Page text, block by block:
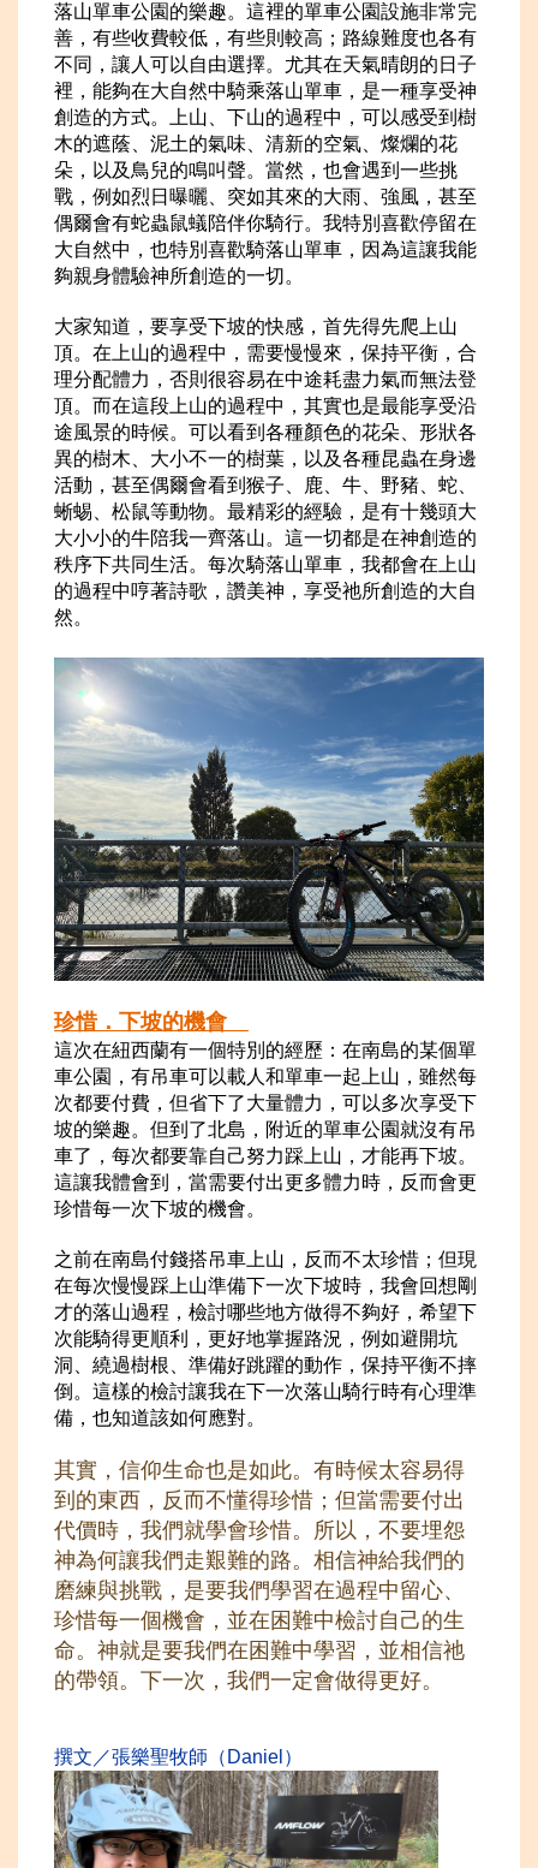
落山單車公園的樂趣。這裡的單車公園設施非常完
善，有些收費較低，有些則較高；路線難度也各有
不同，讓人可以自由選擇。尤其在天氣晴朗的日子
裡，能夠在大自然中騎乘落山單車，是一種享受神
創造的方式。上山、下山的過程中，可以感受到樹
木的遮蔭、泥土的氣味、清新的空氣、燦爛的花
朵，以及鳥兒的鳴叫聲。當然，也會遇到一些挑
戰，例如烈日曝曬、突如其來的大雨、強風，甚至
偶爾會有蛇蟲鼠蟻陪伴你騎行。我特別喜歡停留在
大自然中，也特別喜歡騎落山單車，因為這讓我能
夠親身體驗神所創造的一切。
大家知道，要享受下坡的快感，首先得先爬上山
頂。在上山的過程中，需要慢慢來，保持平衡，合
理分配體力，否則很容易在中途耗盡力氣而無法登
頂。而在這段上山的過程中，其實也是最能享受沿
途風景的時候。可以看到各種顏色的花朵、形狀各
異的樹木、大小不一的樹葉，以及各種昆蟲在身邊
活動，甚至偶爾會看到猴子、鹿、牛、野豬、蛇、
蜥蜴、松鼠等動物。最精彩的經驗，是有十幾頭大
大小小的牛陪我一齊落山。這一切都是在神創造的
秩序下共同生活。每次騎落山單車，我都會在上山
的過程中哼著詩歌，讚美神，享受祂所創造的大自
然。
珍惜．下坡的機會
這次在紐西蘭有一個特別的經歷：在南島的某個單
車公園，有吊車可以載人和單車一起上山，雖然每
次都要付費，但省下了大量體力，可以多次享受下
坡的樂趣。但到了北島，附近的單車公園就沒有吊
車了，每次都要靠自己努力踩上山，才能再下坡。
這讓我體會到，當需要付出更多體力時，反而會更
珍惜每一次下坡的機會。
之前在南島付錢搭吊車上山，反而不太珍惜；但現
在每次慢慢踩上山準備下一次下坡時，我會回想剛
才的落山過程，檢討哪些地方做得不夠好，希望下
次能騎得更順利，更好地掌握路況，例如避開坑
洞、繞過樹根、準備好跳躍的動作，保持平衡不摔
倒。這樣的檢討讓我在下一次落山騎行時有心理準
備，也知道該如何應對。
其實，信仰生命也是如此。有時候太容易得
到的東西，反而不懂得珍惜；但當需要付出
代價時，我們就學會珍惜。所以，不要埋怨
神為何讓我們走艱難的路。相信神給我們的
磨練與挑戰，是要我們學習在過程中留心、
珍惜每一個機會，並在困難中檢討自己的生
命。神就是要我們在困難中學習，並相信祂
的帶領。下一次，我們一定會做得更好。
撰文／張樂聖牧師（Daniel）